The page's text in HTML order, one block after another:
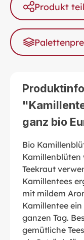
Produkt
ganz bio
Bio
Kamillenblüten
Teekraut
Kamillentees
mit mildem
Kamillentee
ganzen Tag.
gemütliche